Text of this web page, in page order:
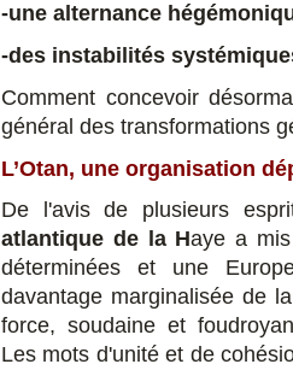
-une alternance
-des instabilités
Comment concevoir
général des transformations
L’Otan, une organisation
De l'avis de plusieurs
atlantique de la Haye a
déterminées et une
davantage marginalisée de
force, soudaine et
Les mots d'unité et de